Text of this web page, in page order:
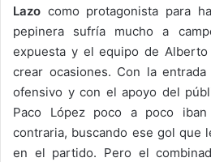
Lazo como protagonista para
pepinera sufría mucho a
expuesta y el equipo de Alberto
crear ocasiones. Con la
ofensivo y con el apoyo del
Paco López poco a poco
contraria, buscando ese gol que
en el partido. Pero el